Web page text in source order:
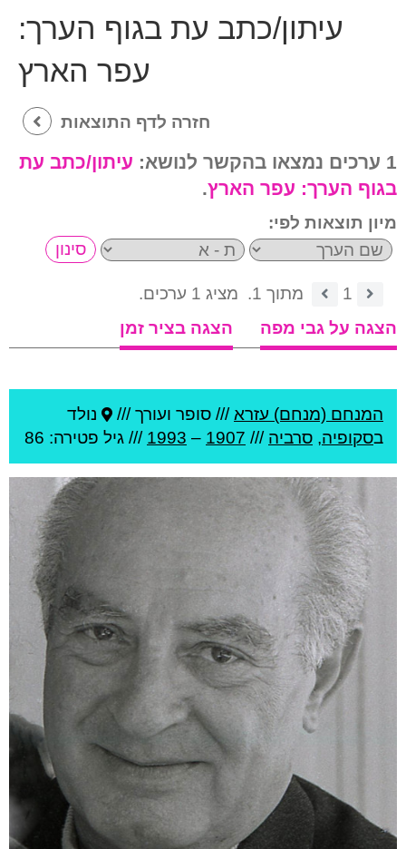
עיתון/כתב עת בגוף הערך:
עפר הארץ
חזרה לדף התוצאות
1 ערכים נמצאו בהקשר לנושא:
עיתון/כתב עת
בגוף הערך: עפר הארץ.
מיון תוצאות לפי:
1 מתוך 1.
מציג 1 ערכים.
הצגה על גבי מפה
הצגה בציר זמן
המנחם (מנחם) עזרא /// סופר ועורך ///
נולד
בסקופיה, סרביה ///
1907
–
1993 /// גיל פטירה: 86